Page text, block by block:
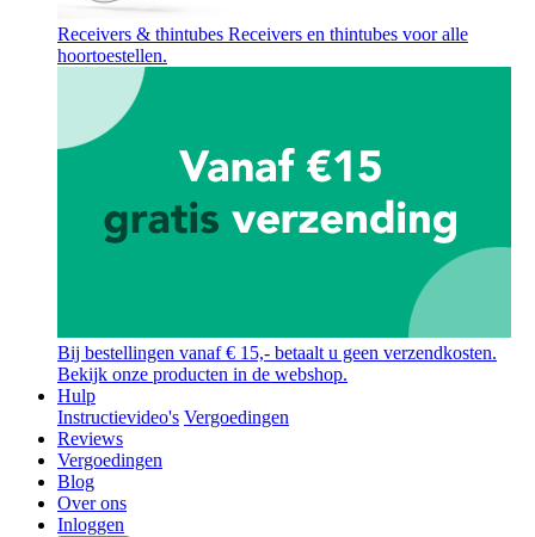
Receivers & thintubes Receivers en thintubes voor alle
hoortoestellen.
Bij bestellingen vanaf € 15,- betaalt u geen verzendkosten.
Bekijk onze producten in de webshop.
Hulp
Instructievideo's Vergoedingen
Reviews
Vergoedingen
Blog
Over ons
Inloggen